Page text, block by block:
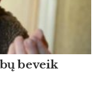
beveik